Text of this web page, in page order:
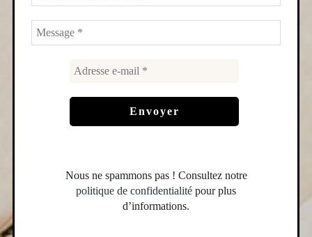
Nous ne spammons pas ! Consultez notre
politique de confidentialité pour plus
d’informations.